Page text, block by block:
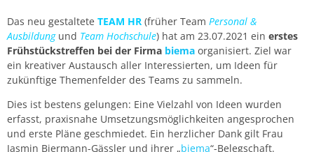
Das neu gestaltete TEAM HR (früher Team Personal &
Ausbildungund Team Hochschule) hat am 23.07.2021 ein erstes
Frühstückstreffen bei der Firma biema organisiert. Ziel war
ein kreativer Austausch aller Interessierten, um Ideen für
zukünftige Themenfelder des Teams zu sammeln.
Dies ist bestens gelungen: Eine Vielzahl von Ideen wurden
erfasst, praxisnahe Umsetzungsmöglichkeiten angesprochen
und erste Pläne geschmiedet. Ein herzlicher Dank gilt Frau
Jasmin Biermann-Gässler und ihrer „biema“-Belegschaft.